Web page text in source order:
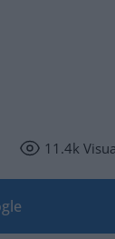
11.4k